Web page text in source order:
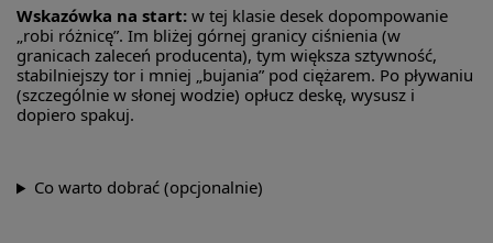
Wskazówka na start: w tej klasie desek dopompowanie
„robi różnicę”. Im bliżej górnej granicy ciśnienia (w
granicach zaleceń producenta), tym większa sztywność,
stabilniejszy tor i mniej „bujania” pod ciężarem. Po pływaniu
(szczególnie w słonej wodzie) opłucz deskę, wysusz i
dopiero spakuj.
Co warto dobrać (opcjonalnie)